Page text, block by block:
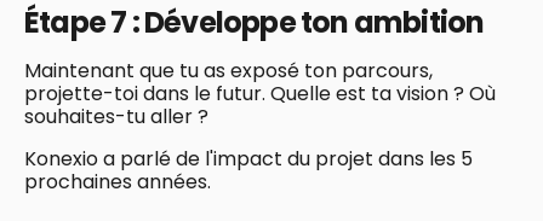
Étape 7 : Développe ton ambition
Maintenant que tu as exposé ton parcours,
projette-toi dans le futur. Quelle est ta vision ? Où
souhaites-tu aller ?
Konexio a parlé de l'impact du projet dans les 5
prochaines années.